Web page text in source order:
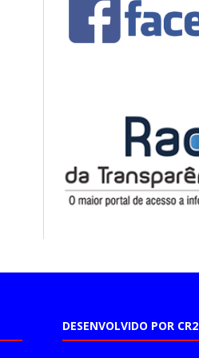
DESENVOLVIDO POR CR2